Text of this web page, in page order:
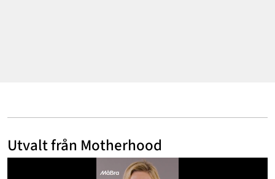
Utvalt från Motherhood